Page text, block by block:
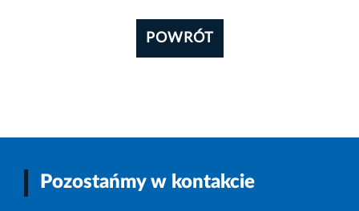
POWRÓT
Pozostańmy w kontakcie